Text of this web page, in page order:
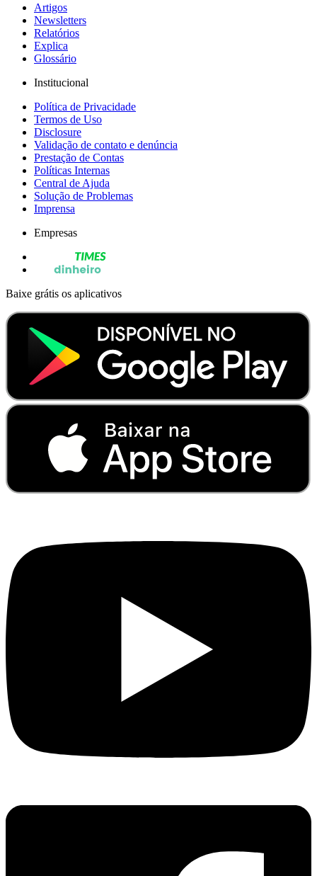
Artigos
Newsletters
Relatórios
Explica
Glossário
Institucional
Política de Privacidade
Termos de Uso
Disclosure
Validação de contato e denúncia
Prestação de Contas
Políticas Internas
Central de Ajuda
Solução de Problemas
Imprensa
Empresas
Baixe grátis os aplicativos